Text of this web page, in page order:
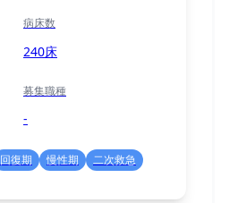
病床数
240床
募集職種
-
回復期 慢性期
二次救急